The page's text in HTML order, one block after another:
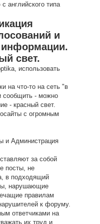
английского типа
и
информации.
свет.
использовать
на что-то на сеть "в
сообщить - можно
- красный свет.
с огромным
и Администрация
за собой
посты, не
в подходящий
нарушающие
правилам
к форуму.
ответчиками на
их труд и